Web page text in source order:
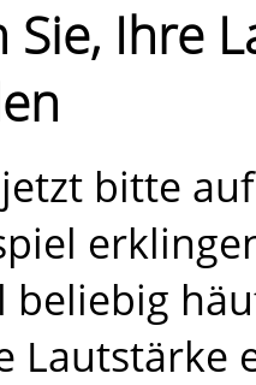
Sie, Ihre
jetzt bitte
beliebig
Lautstärke